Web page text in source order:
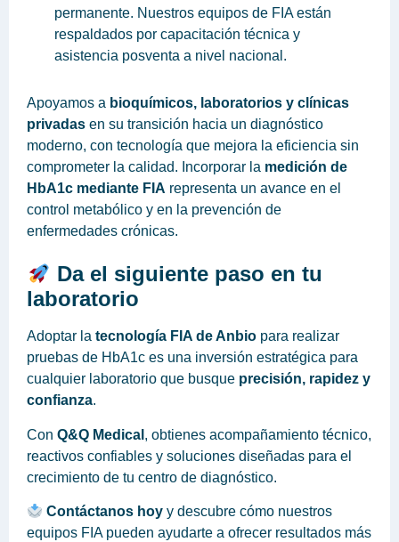
permanente. Nuestros equipos de FIA están
respaldados por capacitación técnica y
asistencia posventa a nivel nacional.
Apoyamos a bioquímicos, laboratorios y clínicas
privadas en su transición hacia un diagnóstico
moderno, con tecnología que mejora la eficiencia sin
comprometer la calidad. Incorporar la medición de
HbA1c mediante FIA representa un avance en el
control metabólico y en la prevención de
enfermedades crónicas.
Da el siguiente paso en tu
laboratorio
Adoptar la tecnología FIA de Anbio para realizar
pruebas de HbA1c es una inversión estratégica para
cualquier laboratorio que busque precisión, rapidez y
confianza.
Con Q&Q Medical , obtienes acompañamiento técnico,
reactivos confiables y soluciones diseñadas para el
crecimiento de tu centro de diagnóstico.
Contáctanos hoy y descubre cómo nuestros
equipos FIA pueden ayudarte a ofrecer resultados más